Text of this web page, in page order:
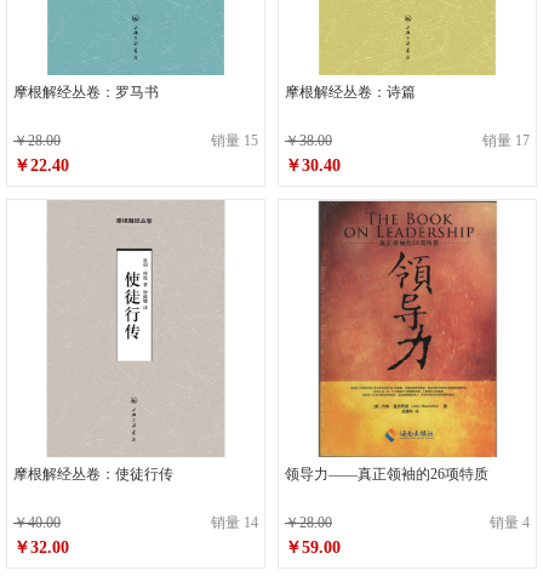
摩根解经丛卷：罗马书
￥28.00 销量 15
￥22.40
摩根解经丛卷：诗篇
￥38.00 销量 17
￥30.40
摩根解经丛卷：使徒行传
￥40.00 销量 14
￥32.00
领导力——真正领袖的26项特质
￥28.00 销量 4
￥59.00